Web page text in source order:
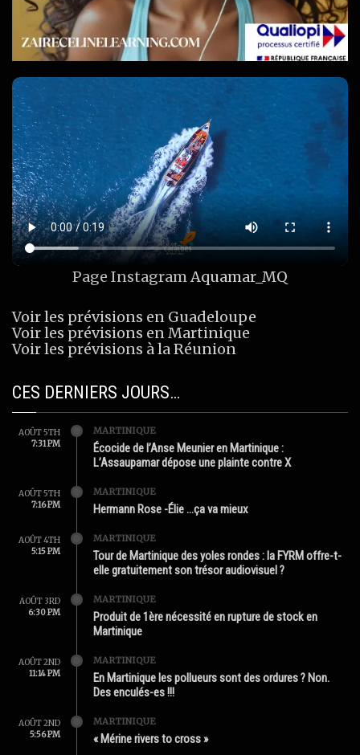
Page InstagramAquamar_MQ
Voir les prévisions en Guadeloupe
Voir les prévisions en Martinique
Voir les prévisions à la Réunion
CES DERNIERS JOURS…
AOÛT 5TH
7:31 PM
MARTINIQUE
Écocide de l’Anse Meunier en Martinique :
L’Assaupamar dépose une plainte contre X
AOÛT 5TH
7:16 PM
MARTINIQUE
Hermann Rose -Élie …ça va mieux
AOÛT 4TH
5:15 PM
MARTINIQUE
Tour de Martinique des yoles rondes : la FYRM offre-t-
elle gratuitement son trésor audiovisuel ?
AOÛT 3RD
6:30 PM
MARTINIQUE
Produit de 1ère nécessité en rupture de stock en
Martinique
AOÛT 2ND
11:14 PM
MARTINIQUE
En Martinique les pollueurs sont des ordures ? Non.
Des enculés-es !!!
AOÛT 2ND
5:56 PM
MARTINIQUE
« Mérine rivers to cross »